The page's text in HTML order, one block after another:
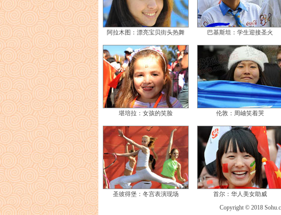
阿拉木图：漂亮宝贝街头热舞 巴基斯坦：学生迎接圣火
堪培拉：女孩的笑脸 伦敦：周岫笑着哭
圣彼得堡：冬宫表演现场 首尔：华人美女助威
Copyright © 2018